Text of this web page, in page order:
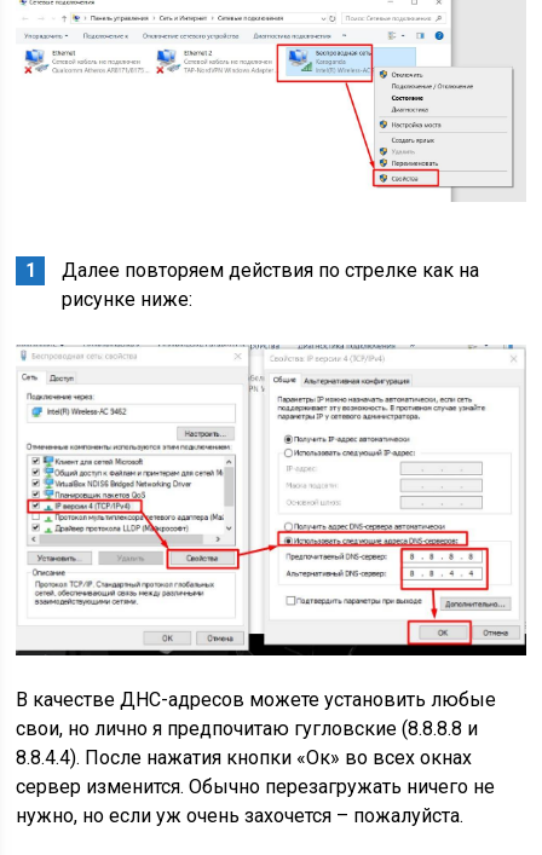
Далее повторяем действия по стрелке как на
рисунке ниже:
В качестве ДНС-адресов можете установить любые
свои, но лично я предпочитаю гугловские (8.8.8.8 и
8.8.4.4). После нажатия кнопки «Ок» во всех окнах
сервер изменится. Обычно перезагружать ничего не
нужно, но если уж очень захочется – пожалуйста.